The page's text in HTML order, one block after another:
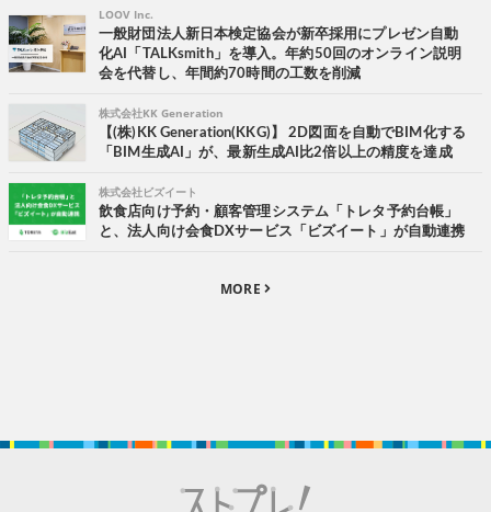
LOOV Inc.
一般財団法人新日本検定協会が新卒採用にプレゼン自動
化AI「TALKsmith」を導入。年約50回のオンライン説明
会を代替し、年間約70時間の工数を削減
株式会社KK Generation
【(株)KK Generation(KKG)】 2D図面を自動でBIM化する
「BIM生成AI」が、最新生成AI比2倍以上の精度を達成
株式会社ビズイート
飲食店向け予約・顧客管理システム「トレタ予約台帳」
と、法人向け会食DXサービス「ビズイート」が自動連携
MORE